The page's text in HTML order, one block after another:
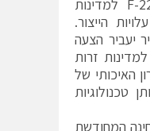
אפשרות מכירה של ה-F-22 למדינות
הייצור.
יעביר הצעה
זרות
האיכותי של
טכנולוגיות
המחודשת